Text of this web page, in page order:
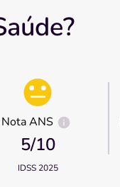
Nota ANS
5/10
IDSS 2025